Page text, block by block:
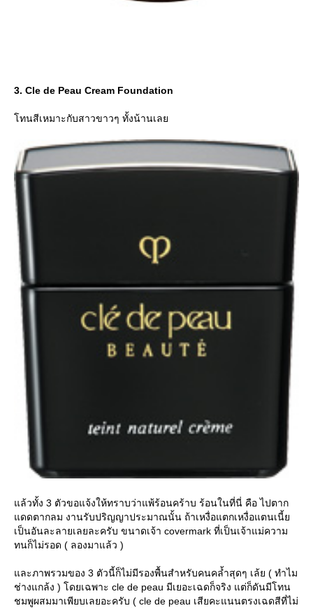
3. Cle de Peau Cream Foundation
ทนสีเหมาะกับสาวขาวๆ ทั้งน้านเล
ล้วทั้ง 3 ตัวขอแจ้งให้ทราบว่าแพ้ร้อนคร้าบ ร้อนในที่นี่ คือ ไปตาก
ดดตากลม งานรับปริญญาประมาณนั้น ถ้าเหงื่อแตกเหงื่อแตนเนี้
เป็นอันละลายเลยละครับ ขนาดเจ้า covermark ที่เป็นเจ้าแม่ความ
ทนก็ไม่รอด ( ลองมาแล้ว )
ละภาพรวมของ 3 ตัวนี้ก็ไม่มีรองพื้นสำหรับคนคล้ำสุดๆ เล้ย ( ทำไม
ช่างแกล้ง ) โดยเฉพาะ cle de peau มีเยอะเฉดก็จริง แต่ก็ดันมีโทน
ชมพูผสมมาเพียบเลยอะครับ ( cle de peau เสียคะแนนตรงเฉดสีที่ไม่